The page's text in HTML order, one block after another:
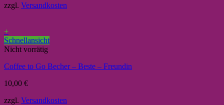
zzgl. Versandkosten
+
Schnellansicht
Nicht vorrätig
Coffee to Go Becher – Beste – Freundin
10,00 €
zzgl. Versandkosten